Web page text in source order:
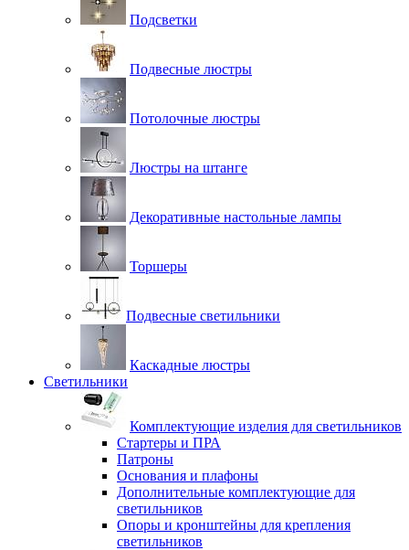
Подсветки
Подвесные люстры
Потолочные люстры
Люстры на штанге
Декоративные настольные лампы
Торшеры
Подвесные светильники
Каскадные люстры
Светильники
Комплектующие изделия для светильников
Стартеры и ПРА
Патроны
Основания и плафоны
Дополнительные комплектующие для
светильников
Опоры и кронштейны для крепления
светильников